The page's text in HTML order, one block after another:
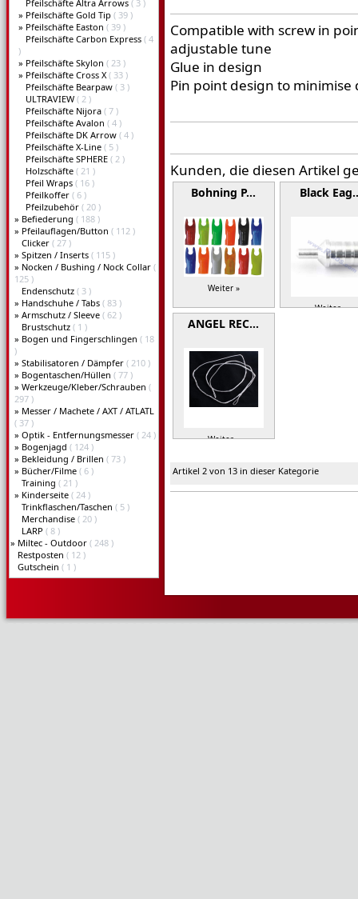
Pfeilschäfte Altra Arrows ( 3 )
» Pfeilschäfte Gold Tip ( 39 )
» Pfeilschäfte Easton ( 39 )
Pfeilschäfte Carbon Express ( 4
)
» Pfeilschäfte Skylon ( 23 )
» Pfeilschäfte Cross X( 33 )
Pfeilschäfte Bearpaw ( 3 )
ULTRAVIEW ( 2 )
Pfeilschäfte Nijora ( 7 )
Pfeilschäfte Avalon ( 4 )
Pfeilschäfte DK Arrow ( 4 )
Pfeilschäfte X-Line ( 5 )
Pfeilschäfte SPHERE ( 2 )
Holzschäfte ( 21 )
Pfeil Wraps ( 16 )
Pfeilkoffer ( 6 )
Pfeilzubehör ( 20 )
» Befiederung ( 188 )
» Pfeilauflagen/Button ( 112 )
Clicker ( 27 )
» Spitzen / Inserts ( 115 )
» Nocken / Bushing / Nock Collar (
125 )
Endenschutz ( 3 )
» Handschuhe / Tabs ( 83 )
» Armschutz / Sleeve ( 62 )
Brustschutz ( 1 )
» Bogen und Fingerschlingen ( 18
)
» Stabilisatoren / Dämpfer ( 210 )
» Bogentaschen/Hüllen ( 77 )
» Werkzeuge/Kleber/Schrauben (
297 )
» Messer / Machete / AXT / ATLATL
( 37 )
» Optik - Entfernungsmesser ( 24 )
» Bogenjagd ( 124 )
» Bekleidung / Brillen ( 73 )
» Bücher/Filme ( 6 )
Training ( 21 )
» Kinderseite ( 24 )
Trinkflaschen/Taschen ( 5 )
Merchandise ( 20 )
LARP ( 8 )
» Miltec - Outdoor ( 248 )
Restposten ( 12 )
Gutschein ( 1 )
Compatible with screw in
adjustable tune
Glue in design
Pin point design to minimise
Kunden, die diesen Artikel
Bohning P…
Weiter »
Black
Weiter »
ANGEL REC…
Weiter »
Artikel 2 von 13 in dieser Kategorie